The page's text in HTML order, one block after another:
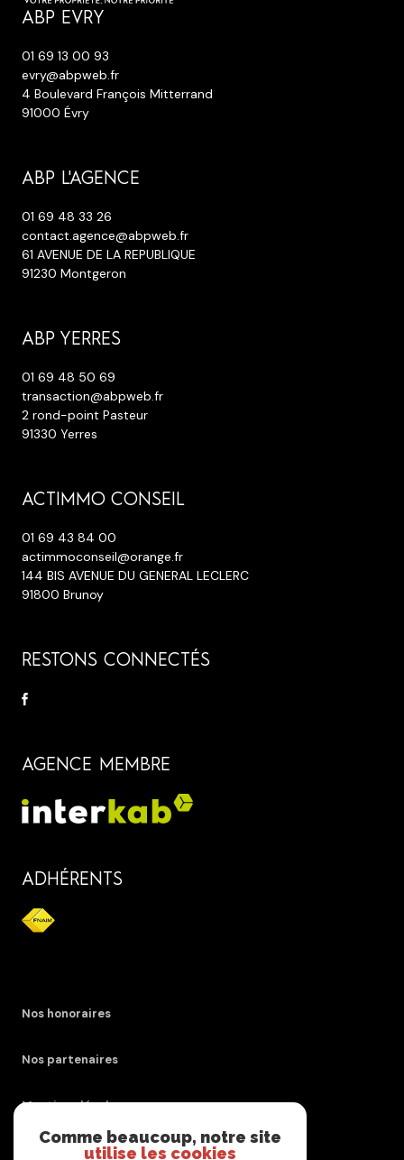
ABP EVRY
01 69 13 00 93
evry@abpweb.fr
4 Boulevard François Mitterrand
91000 Évry
ABP L'AGENCE
01 69 48 33 26
contact.agence@abpweb.fr
61 AVENUE DE LA REPUBLIQUE
91230 Montgeron
ABP YERRES
01 69 48 50 69
transaction@abpweb.fr
2 rond-point Pasteur
91330 Yerres
ACTIMMO CONSEIL
01 69 43 84 00
actimmoconseil@orange.fr
144 BIS AVENUE DU GENERAL LECLERC
91800 Brunoy
RESTONS CONNECTÉS
AGENCE MEMBRE
ADHÉRENTS
Nos honoraires
Nos partenaires
Mentions légales
Comme beaucoup, notre site
utilise les cookies